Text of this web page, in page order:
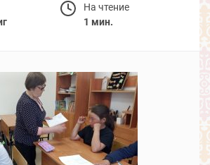
На чтение
1 мин.